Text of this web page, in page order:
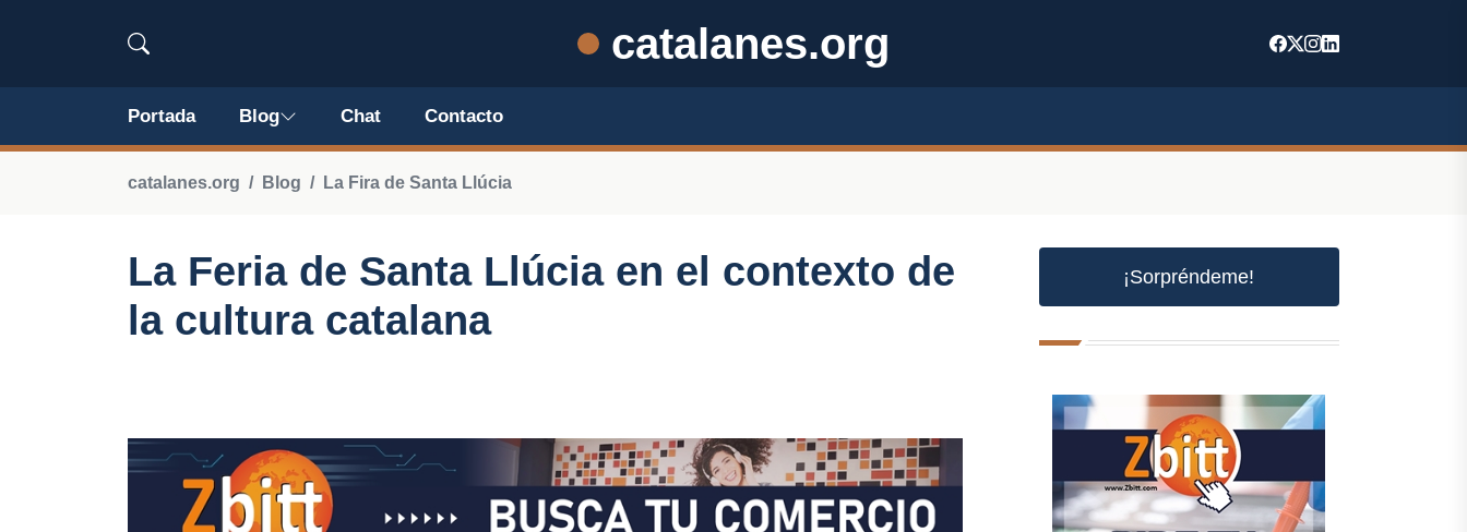
catalanes.org
Portada Blog Chat Contacto
catalanes.org Blog La Fira de Santa Llúcia
La Feria de Santa Llúcia en el contexto de
la cultura catalana
¡Sorpréndeme!